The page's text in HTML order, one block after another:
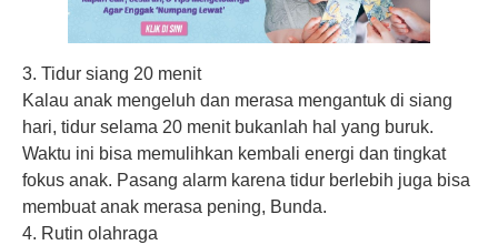
3. Tidur siang 20 menit
Kalau anak mengeluh dan merasa mengantuk di siang
hari, tidur selama 20 menit bukanlah hal yang buruk.
Waktu ini bisa memulihkan kembali energi dan tingkat
fokus anak. Pasang alarm karena tidur berlebih juga bisa
membuat anak merasa pening, Bunda.
4. Rutin olahraga